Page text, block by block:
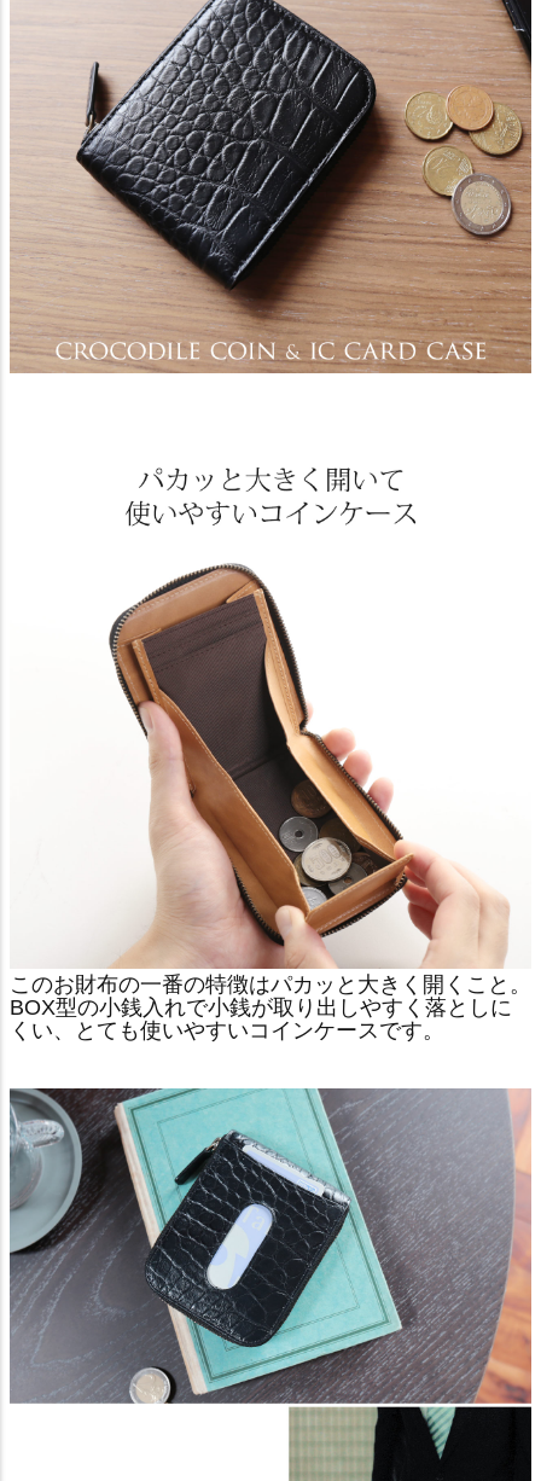
このお財布の一番の特徴はパカッと大きく開くこと。
BOX型の小銭入れで小銭が取り出しやすく落としに
くい、とても使いやすいコインケースです。